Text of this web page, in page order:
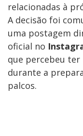
relacionadas à
A decisão foi
uma postagem
oficial no
que percebeu
durante a
palcos.